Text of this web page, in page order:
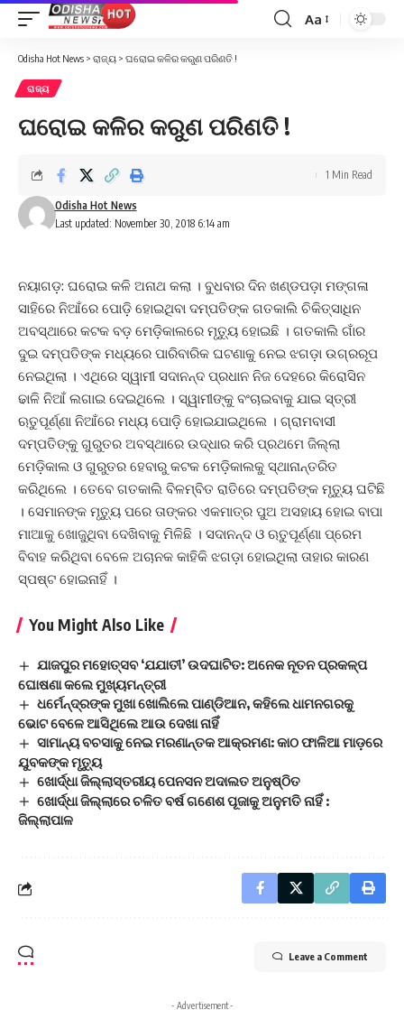
Font
Aa
Odisha Hot News > ରାଜ୍ୟ > ଘରୋଇ କଳିର କରୁଣ ପରିଣତି !
ରାଜ୍ୟ
ଘରୋଇ କଳିର କରୁଣ ପରିଣତି !
Last updated: November 30, 2018 6:14 am
Odisha Hot News
1 Min Read
ନୟାଗଡ଼: ଘରୋଇ କଳି ଅନାଥ କଲା । ବୁଧବାର ଦିନ ଖଣ୍ଡପଡ଼ା ମଙ୍ଗଳା
ସାହିରେ ନିଆଁରେ ପୋଡ଼ି ହୋଇଥିବା ଦମ୍ପତିଙ୍କ ଗତକାଲି ଚିକିତ୍ସାଧିନ
ଅବସ୍ଥାରେ କଟକ ବଡ଼ ମେଡ଼ିକାଲରେ ମୃତ୍ୟୁ ହୋଇଛି । ଗତକାଲି ଗାଁର
ଦୁଇ ଦମ୍ପତିଙ୍କ ମଧ୍ୟରେ ପାରିବାରିକ ଘଟଣାକୁ ନେଇ ଝଗଡ଼ା ଉଗ୍ରରୂପ
ନେଇଥିଲା । ଏଥିରେ ସ୍ୱାମୀ ସଦାନନ୍ଦ ପ୍ରଧାନ ନିଜ ଦେହରେ କିରୋସିନ
ଢାଳି ନିଆଁ ଲଗାଇ ଦେଇଥିଲେ । ସ୍ୱାମୀଙ୍କୁ ବଂଚାଇବାକୁ ଯାଇ ସ୍ତ୍ରୀ
ଋତୁପୂର୍ଣ୍ଣା ନିଆଁରେ ମଧ୍ୟ ପୋଡ଼ି ହୋଇଯାଇଥିଲେ । ଗ୍ରାମବାସୀ
ଦମ୍ପତିଙ୍କୁ ଗୁରୁତର ଅବସ୍ଥାରେ ଉଦ୍ଧାର କରି ପ୍ରଥମେ ଜିଲ୍ଲା
ମେଡ଼ିକାଲ ଓ ଗୁରୁତର ହେବାରୁ କଟକ ମେଡ଼ିକାଲକୁ ସ୍ଥାନାନ୍ତରିତ
କରିଥିଲେ । ତେବେ ଗତକାଲି ବିଳମ୍ବିତ ରାତିରେ ଦମ୍ପତିଙ୍କ ମୃତ୍ୟୁ ଘଟିଛି
। ସେମାନଙ୍କ ମୃତ୍ୟୁ ପରେ ତାଙ୍କର ଏକମାତ୍ର ପୁଅ ଅସହାୟ ହୋଇ ବାପା
ମାଆକୁ ଖୋଜୁଥିବା ଦେଖିବାକୁ ମିଳିଛି । ସଦାନନ୍ଦ ଓ ଋତୁପୂର୍ଣ୍ଣା ପ୍ରେମ
ବିବାହ କରିଥିବା ବେଳେ ଅଚାନକ କାହିକି ଝଗଡ଼ା ହୋଇଥିଲା ତାହାର କାରଣ
ସ୍ପଷ୍ଟ ହୋଇନାହିଁ ।
You Might Also Like
ଯାଜପୁର ମହୋତ୍ସବ ‘ଯଯାତୀ’ ଉଦଘାଟିତ: ଅନେକ ନୂତନ ପ୍ରକଳ୍ପ
ଘୋଷଣା କଲେ ମୁଖ୍ୟମନ୍ତ୍ରୀ
ଧର୍ମେନ୍ଦ୍ରଙ୍କ ମୁଖା ଖୋଲିଲେ ପାଣ୍ଡିଆନ, କହିଲେ ଧାମନଗରକୁ
ଭୋଟ ବେଳେ ଆସିଥିଲେ ଆଉ ଦେଖା ନାହିଁ
ସାମାନ୍ୟ ବଚସାକୁ ନେଇ ମରଣାନ୍ତକ ଆକ୍ରମଣ: କାଠ ଫାଳିଆ ମାଡ଼ରେ
ଯୁବକଙ୍କ ମୃତ୍ୟୁ
ଖୋର୍ଦ୍ଧା ଜିଲ୍ଲାସ୍ତରୀୟ ପେନସନ ଅଦାଲତ ଅନୁଷ୍ଠିତ
ଖୋର୍ଦ୍ଧା ଜିଲ୍ଲାରେ ଚଳିତ ବର୍ଷ ଗଣେଶ ପୂଜାକୁ ଅନୁମତି ନାହିଁ :
ଜିଲ୍ଲାପାଳ
Leave a Comment
- Advertisement -